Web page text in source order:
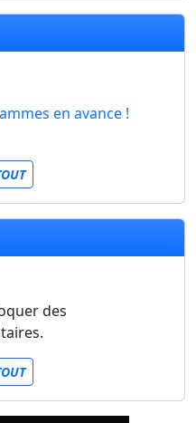
en avance !
des